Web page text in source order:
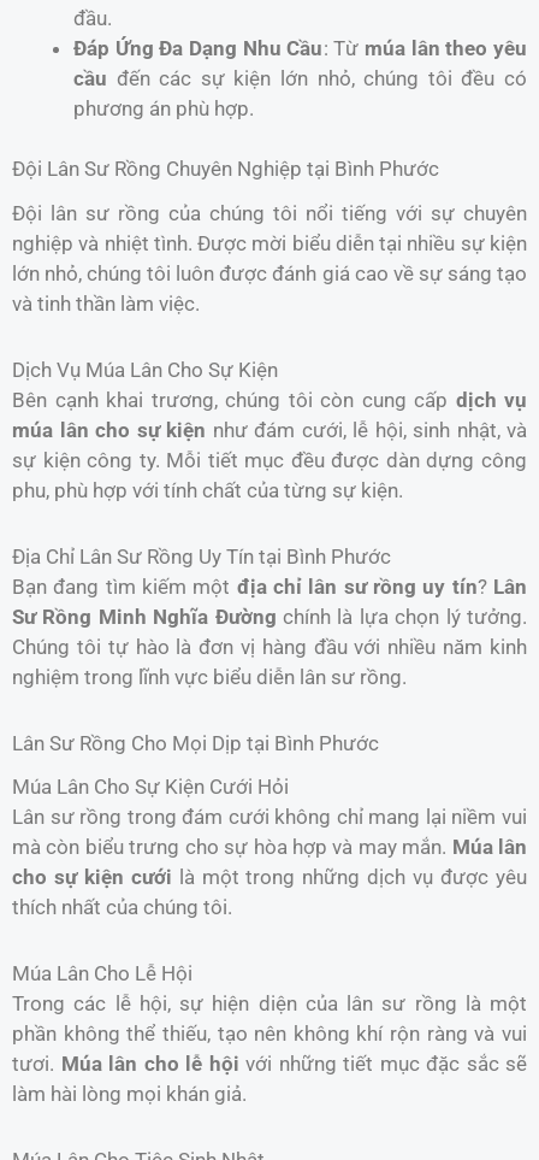
đầu.
Đáp Ứng Đa Dạng Nhu Cầu: Từ múa lân theo yêu
cầu đến các sự kiện lớn nhỏ, chúng tôi đều có
phương án phù hợp.
Đội Lân Sư Rồng Chuyên Nghiệp tại Bình Phước
Đội lân sư rồng của chúng tôi nổi tiếng với sự chuyên
nghiệp và nhiệt tình. Được mời biểu diễn tại nhiều sự kiện
lớn nhỏ, chúng tôi luôn được đánh giá cao về sự sáng tạo
và tinh thần làm việc.
Dịch Vụ Múa Lân Cho Sự Kiện
Bên cạnh khai trương, chúng tôi còn cung cấp dịch vụ
múa lân cho sự kiện như đám cưới, lễ hội, sinh nhật, và
sự kiện công ty. Mỗi tiết mục đều được dàn dựng công
phu, phù hợp với tính chất của từng sự kiện.
Địa Chỉ Lân Sư Rồng Uy Tín tại Bình Phước
Bạn đang tìm kiếm một địa chỉ lân sư rồng uy tín? Lân
Sư Rồng Minh Nghĩa Đường chính là lựa chọn lý tưởng.
Chúng tôi tự hào là đơn vị hàng đầu với nhiều năm kinh
nghiệm trong lĩnh vực biểu diễn lân sư rồng.
Lân Sư Rồng Cho Mọi Dịp tại Bình Phước
Múa Lân Cho Sự Kiện Cưới Hỏi
Lân sư rồng trong đám cưới không chỉ mang lại niềm vui
mà còn biểu trưng cho sự hòa hợp và may mắn. Múa lân
cho sự kiện cưới là một trong những dịch vụ được yêu
thích nhất của chúng tôi.
Múa Lân Cho Lễ Hội
Trong các lễ hội, sự hiện diện của lân sư rồng là một
phần không thể thiếu, tạo nên không khí rộn ràng và vui
tươi. Múa lân cho lễ hội với những tiết mục đặc sắc sẽ
làm hài lòng mọi khán giả.